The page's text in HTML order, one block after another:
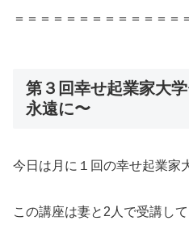
＝＝＝＝＝＝＝＝＝＝＝＝＝
第３回幸せ起業家大
永遠に〜
今日は月に１回の幸せ起業家
この講座は妻と2人で受講して